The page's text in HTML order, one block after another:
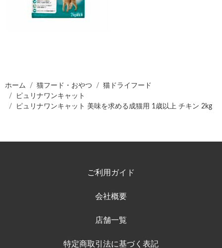
ホーム 猫フード・おやつ
猫ドライフード
ピュリナワンキャット
ピュリナワンキャット 美味を求める成猫用 1歳以上 チキン 2kg
ご利用ガイド
会社概要
店舗一覧
特定商取引法に基づく表記